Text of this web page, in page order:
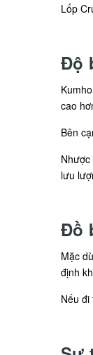
Lốp
Độ
cao
Bên
lưu
Đồ
Mặc
định
Nếu